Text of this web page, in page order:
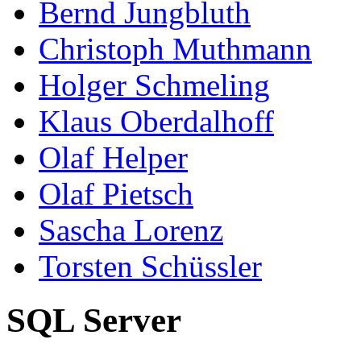
Bernd Jungbluth
Christoph Muthmann
Holger Schmeling
Klaus Oberdalhoff
Olaf Helper
Olaf Pietsch
Sascha Lorenz
Torsten Schüssler
SQL Server